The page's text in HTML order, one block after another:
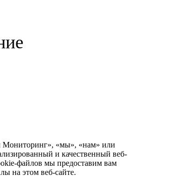
Мониторинг», «мы», «нам» или
и качественный веб-
файлов мы предоставим вам
на этом веб-сайте.